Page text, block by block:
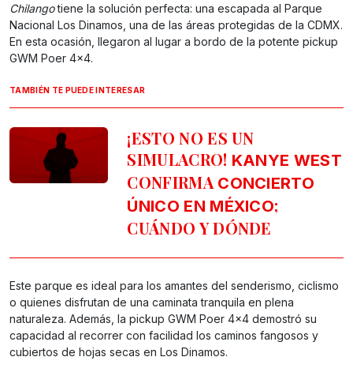
Chilangotiene la solución perfecta: una escapada al Parque
Nacional Los Dinamos, una de las áreas protegidas de la CDMX.
En esta ocasión, llegaron al lugar a bordo de la potente pickup
GWM Poer 4×4.
TAMBIÉN TE PUEDE INTERESAR
¡ESTO NO ES UN
SIMULACRO! KANYE WEST
CONFIRMACONCIERTO
ÚNICO EN MÉXICO;
CUÁNDO Y DÓNDE
Este parque es ideal para los amantes del senderismo, ciclismo
o quienes disfrutan de una caminata tranquila en plena
naturaleza. Además, la pickup GWM Poer 4×4 demostró su
capacidad al recorrer con facilidad los caminos fangosos y
cubiertos de hojas secas en Los Dinamos.